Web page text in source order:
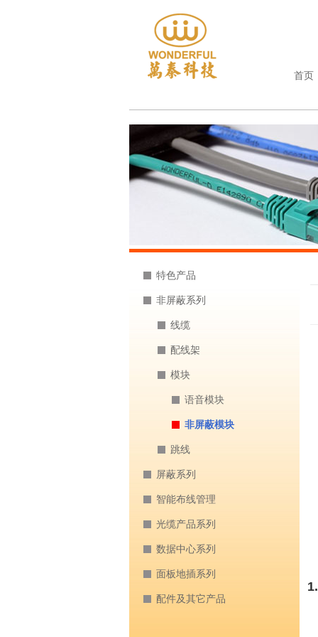
首页
特色产品
非屏蔽系列
线缆
配线架
模块
语音模块
非屏蔽模块
跳线
屏蔽系列
智能布线管理
光缆产品系列
数据中心系列
面板地插系列
配件及其它产品
1.